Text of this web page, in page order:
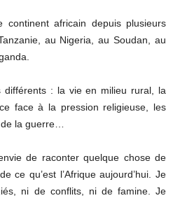
continent africain depuis plusieurs
au Nigeria, au Soudan, au
différents : la vie en milieu rural, la
face à la pression religieuse, les
la guerre…
de raconter quelque chose de
ce qu’est l’Afrique aujourd’hui. Je
ni de conflits, ni de famine. Je